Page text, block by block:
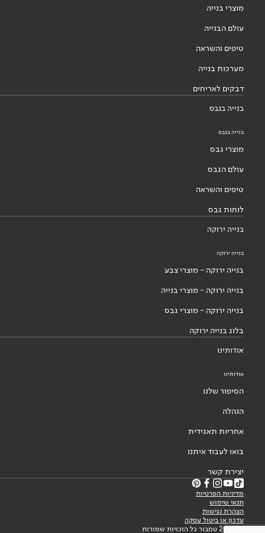
מוצרי בנייה
עולם הבנייה
טיפים והשראה
מערכות בנייה
דבקים לאריחים
בנייה בגבס
בנייה בגבס
מוצרי גבס
עולם הגבס
טיפים והשראה
לוחות גבס
בנייה ירוקה
בנייה ירוקה
בנייה ירוקה - מוצרי צבע
בנייה ירוקה - מוצרי בנייה
בנייה ירוקה - מוצרי גבס
בלוג בנייה ירוקה
אודותינו
אודותינו
הסיפור שלנו
הנהלה
אחריות תאגידית
בואו לעבוד איתנו
יצירת קשר
מדיניות הפרטיות
תנאי שימוש
הצהרת נגישות
עדכון או ביטול עסקה
© 2026 טמבור כל הזכויות שמורות